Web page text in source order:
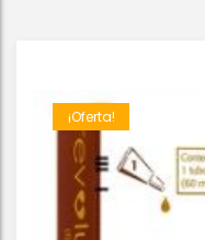
¡Oferta!